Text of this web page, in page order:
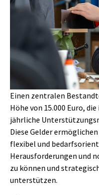
Einen zentralen
Höhe von 15.000 Euro,
jährliche
Diese Gelder
flexibel und
Herausforderungen und
zu können und
unterstützen.